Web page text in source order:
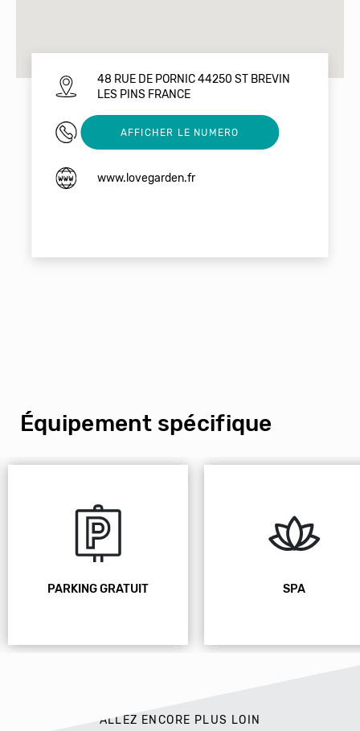
48 RUE DE PORNIC 44250 ST BREVIN
LES PINS FRANCE
0652530481
AFFICHER LE NUMERO
www.lovegarden.fr
Équipement spécifique
PARKING GRATUIT SPA
ALLEZ ENCORE PLUS LOIN